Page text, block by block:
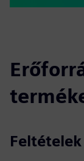
Feltételek